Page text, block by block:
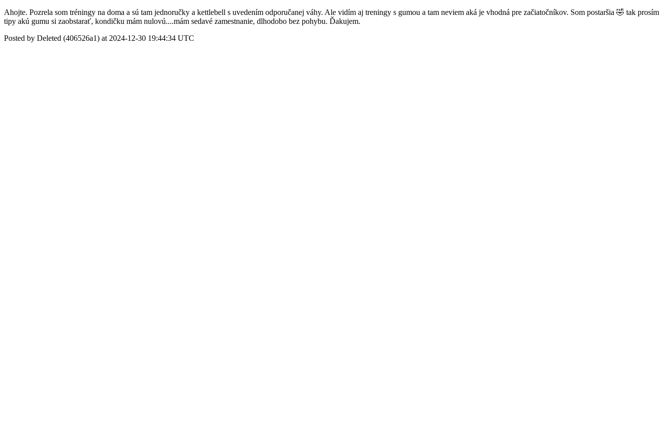
Ahojte. Pozrela som tréningy na doma a sú tam jednoručky a kettlebell s uvedením odporučanej váhy. Ale vidím aj treningy s gumou a tam neviem aká je vhodná pre začiatočníkov. Som postaršia 🤣 tak prosím
tipy akú gumu si zaobstarať, kondičku mám nulovú....mám sedavé zamestnanie, dlhodobo bez pohybu. Ďakujem.
Posted by Deleted (406526a1) at 2024-12-30 19:44:34 UTC